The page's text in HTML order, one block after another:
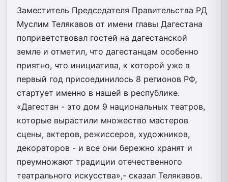
Заместитель Председателя Правительства РД
Муслим Телякавов от имени главы Дагестана
поприветствовал гостей на дагестанской
земле и отметил, что дагестанцам особенно
приятно, что инициатива, к которой уже в
первый год присоединилось 8 регионов РФ,
стартует именно в нашей в республике.
«Дагестан - это дом 9 национальных театров,
которые вырастили множество мастеров
сцены, актеров, режиссеров, художников,
декораторов - и все они бережно хранят и
преумножают традиции отечественного
театрального искусства»,- сказал Телякавов.